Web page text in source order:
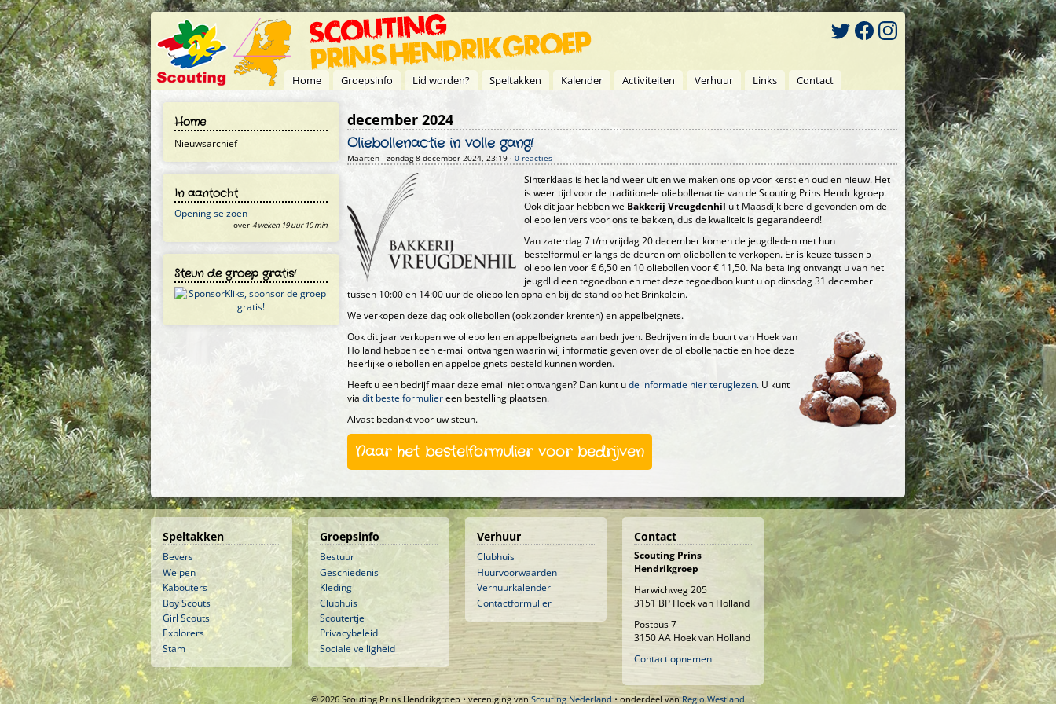
Overslaan en naar de inhoud gaan
Home Groepsinfo Lid worden? Speltakken Kalender Activiteiten Verhuur Links Contact
Home
Nieuwsarchief
In aantocht
Opening seizoen
over 4 weken 19 uur 10 min
Steun de groep gratis!
december 2024
Oliebollenactie in volle gang!
Maarten - zondag 8 december 2024, 23:19 · 0 reacties
Sinterklaas is het land weer uit en we maken ons op voor kerst en oud en nieuw. Het
is weer tijd voor de traditionele oliebollenactie van de Scouting Prins Hendrikgroep.
Ook dit jaar hebben we Bakkerij Vreugdenhil uit Maasdijk bereid gevonden om de
oliebollen vers voor ons te bakken, dus de kwaliteit is gegarandeerd!
Van zaterdag 7 t/m vrijdag 20 december komen de jeugdleden met hun
bestelformulier langs de deuren om oliebollen te verkopen. Er is keuze tussen 5
oliebollen voor € 6,50 en 10 oliebollen voor € 11,50. Na betaling ontvangt u van het
jeugdlid een tegoedbon en met deze tegoedbon kunt u op dinsdag 31 december
tussen 10:00 en 14:00 uur de oliebollen ophalen bij de stand op het Brinkplein.
We verkopen deze dag ook oliebollen (ook zonder krenten) en appelbeignets.
Ook dit jaar verkopen we oliebollen en appelbeignets aan bedrijven. Bedrijven in de buurt van Hoek van
Holland hebben een e-mail ontvangen waarin wij informatie geven over de oliebollenactie en hoe deze
heerlijke oliebollen en appelbeignets besteld kunnen worden.
Heeft u een bedrijf maar deze email niet ontvangen? Dan kunt ude informatie hier teruglezen. U kunt
via dit bestelformuliereen bestelling plaatsen.
Alvast bedankt voor uw steun.
Naar het bestelformulier voor bedrijven
Speltakken
Bevers
Welpen
Kabouters
Boy Scouts
Girl Scouts
Explorers
Stam
Groepsinfo
Bestuur
Geschiedenis
Kleding
Clubhuis
Scoutertje
Privacybeleid
Sociale veiligheid
Verhuur
Clubhuis
Huurvoorwaarden
Verhuurkalender
Contactformulier
Contact
Scouting Prins
Hendrikgroep
Harwichweg 205
3151 BP Hoek van Holland
Postbus 7
3150 AA Hoek van Holland
Contact opnemen
© 2026 Scouting Prins Hendrikgroep • vereniging vanScouting Nederland • onderdeel vanRegio Westland